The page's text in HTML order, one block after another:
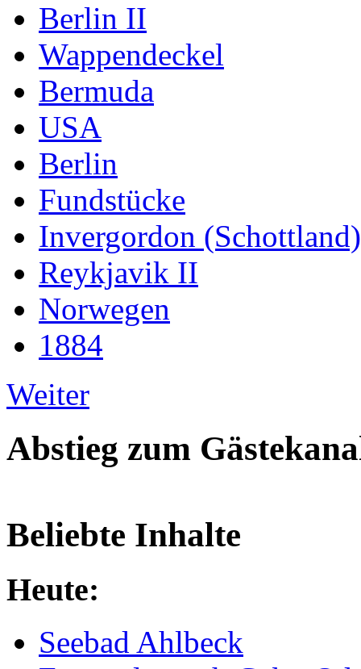
Berlin II
Wappendeckel
Bermuda
USA
Berlin
Fundstücke
Invergordon (Schottland)
Reykjavik II
Norwegen
1884
Weiter
Abstieg zum
Beliebte Inhalte
Heute:
Seebad Ahlbeck